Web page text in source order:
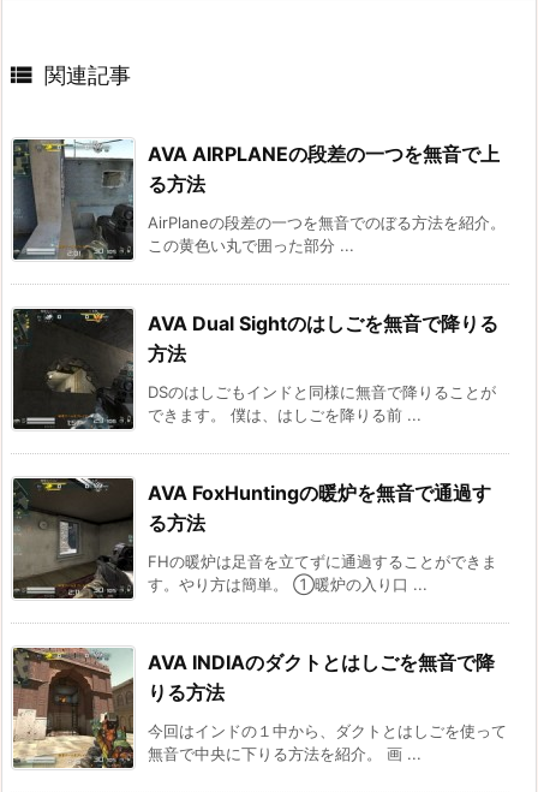
 関連記事
AVA AIRPLANEの段差の一つを無音で上
る方法
AirPlaneの段差の一つを無音でのぼる方法を紹介。
この黄色い丸で囲った部分 ...
AVA Dual Sightのはしごを無音で降りる
方法
DSのはしごもインドと同様に無音で降りることが
できます。 僕は、はしごを降りる前 ...
AVA FoxHuntingの暖炉を無音で通過す
る方法
FHの暖炉は足音を立てずに通過することができま
す。やり方は簡単。 ①暖炉の入り口 ...
AVA INDIAのダクトとはしごを無音で降
りる方法
今回はインドの１中から、ダクトとはしごを使って
無音で中央に下りる方法を紹介。 画 ...